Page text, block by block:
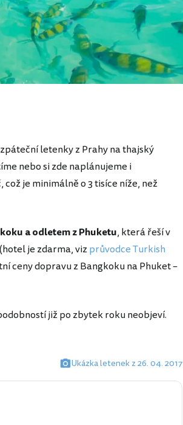
letenky z Prahy na thajský
nebo si zde naplánujeme i
což je minimálně o 3 tisíce níže, než
a odletem z Phuketu, která řeší v
je zdarma, vizprůvodce Turkish
ceny dopravu z Bangkoku na Phuket –
již po zbytek roku neobjeví.
Ukázka letenek z 26. 04. 2017